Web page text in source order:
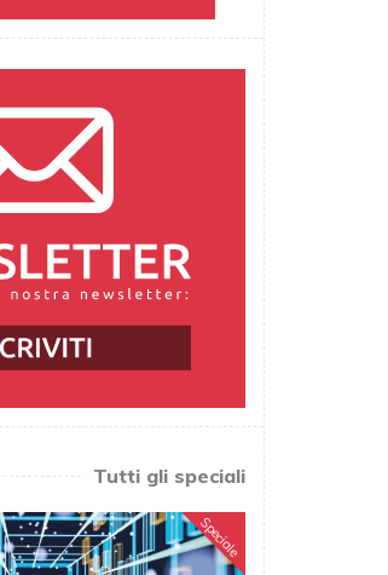
Tutti gli speciali
Speciale